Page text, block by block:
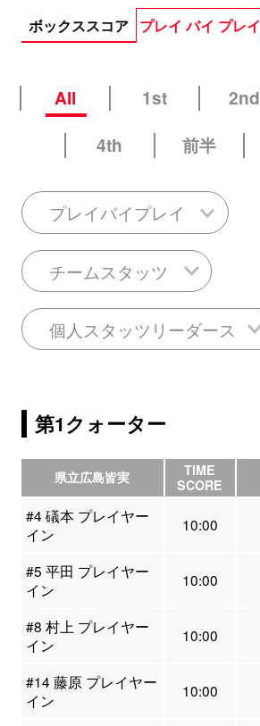
ボックススコア プレイ バイ プレイ
All 1st 2nd
4th
前半
プレイバイプレイ
チームスタッツ
個人スタッツリーダース
第1クォーター
県立広島皆実
TIME
SCORE
#4 礒本 プレイヤー
イン
10:00
#5 平田 プレイヤー
イン
10:00
#8 村上 プレイヤー
イン
10:00
#14 藤原 プレイヤー
イン
10:00